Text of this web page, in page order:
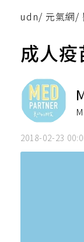
udn/ 元氣網/
成人
2018-02-23